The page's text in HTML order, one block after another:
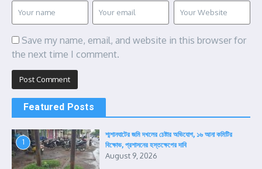
Save my name, email, and website in this browser for
the next time I comment.
Featured Posts
1
শ্মশানঘাটের জমি দখলের চেষ্টার অভিযোগ, ১৬ আনা কমিটির
বিক্ষোভ, প্রশাসনের হস্তক্ষেপের দাবি
August 9, 2026